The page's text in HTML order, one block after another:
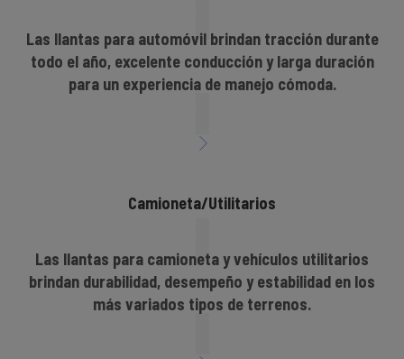
Las llantas para automóvil brindan tracción durante
todo el año, excelente conducción y larga duración
para un experiencia de manejo cómoda.
Camioneta/Utilitarios
Las llantas para camioneta y vehículos utilitarios
brindan durabilidad, desempeño y estabilidad en los
más variados tipos de terrenos.